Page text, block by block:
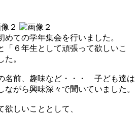
ての学年集会を行いました。
「６年生として頑張って欲しいこ
。
名前、趣味など・・・ 子ども達は
がら興味深々で聞いていました。
しいこととして、